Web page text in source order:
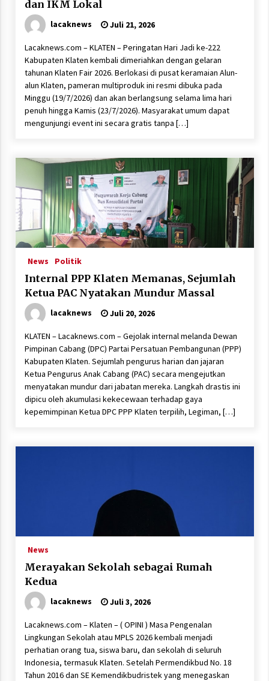
dan IKM Lokal
lacaknews Juli 21, 2026
Lacaknews.com – KLATEN – Peringatan Hari Jadi ke-222
Kabupaten Klaten kembali dimeriahkan dengan gelaran
tahunan Klaten Fair 2026. Berlokasi di pusat keramaian Alun-
alun Klaten, pameran multiproduk ini resmi dibuka pada
Minggu (19/7/2026) dan akan berlangsung selama lima hari
penuh hingga Kamis (23/7/2026). Masyarakat umum dapat
mengunjungi event ini secara gratis tanpa […]
News Politik
Internal PPP Klaten Memanas, Sejumlah
Ketua PAC Nyatakan Mundur Massal
lacaknews Juli 20, 2026
KLATEN – Lacaknews.com – Gejolak internal melanda Dewan
Pimpinan Cabang (DPC) Partai Persatuan Pembangunan (PPP)
Kabupaten Klaten. Sejumlah pengurus harian dan jajaran
Ketua Pengurus Anak Cabang (PAC) secara mengejutkan
menyatakan mundur dari jabatan mereka. Langkah drastis ini
dipicu oleh akumulasi kekecewaan terhadap gaya
kepemimpinan Ketua DPC PPP Klaten terpilih, Legiman, […]
News
Merayakan Sekolah sebagai Rumah
Kedua
lacaknews Juli 3, 2026
Lacaknews.com – Klaten – ( OPINI ) Masa Pengenalan
Lingkungan Sekolah atau MPLS 2026 kembali menjadi
perhatian orang tua, siswa baru, dan sekolah di seluruh
Indonesia, termasuk Klaten. Setelah Permendikbud No. 18
Tahun 2016 dan SE Kemendikbudristek yang menegaskan